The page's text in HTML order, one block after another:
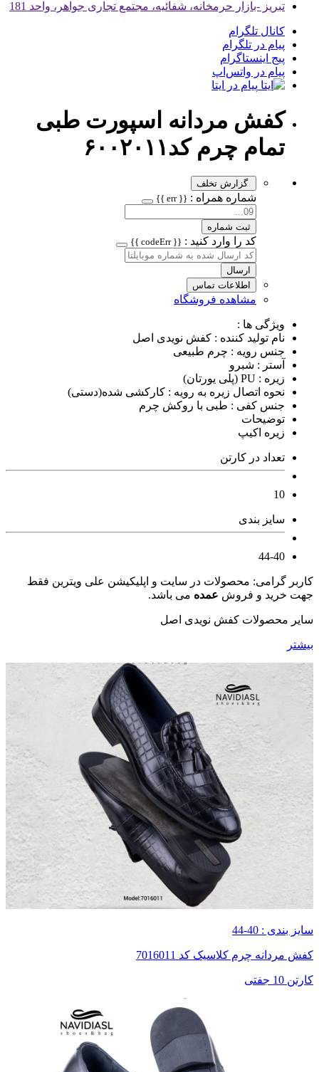
تبریز -بازار حرمخانه، شفائیه، مجتمع تجاری جواهر، واحد 181
کانال تلگرام
پیام در تلگرام
پیج اینستاگرام
پیام در واتس‌اپ
پیام در ایتا
کفش مردانه اسپورت طبی
تمام چرم کد۶۰۰۲۰۱۱
گزارش تخلف
شماره همراه : {{ err }}
ثبت شماره
کد را وارد کنید : {{ codeErr }}
ارسال
اطلاعات تماس
مشاهده فروشگاه
ویژگی ها :
نام تولید کننده : کفش نویدی اصل
جنس رویه : چرم طبیعی
آستر : شبرو
زیره : PU (پلی یورتان)
نحوه اتصال زیره به رویه : کارکشی شده(دستی)
جنس کفی : طبی با روکش چرم
توضیحات
زیره اکیپ
تعداد در کارتن
10
سایز بندی
44-40
کاربر گرامی: محصولات در سایت و اپلیکیشن علی ویترین فقط
جهت خرید و فروش عمده می باشد.
سایر محصولات کفش نویدی اصل
بیشتر
سایز بندی : 40-44
کفش مردانه چرم کلاسیک کد 7016011
کارتن 10 جفتی